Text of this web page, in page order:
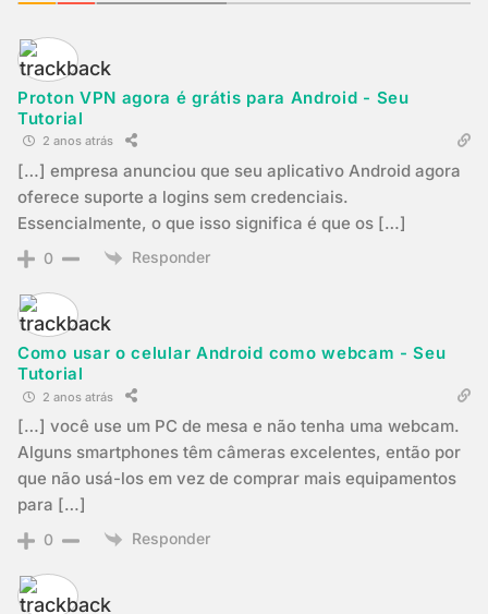
Proton VPN agora é grátis para Android - Seu
Tutorial
2 anos atrás
[…] empresa anunciou que seu aplicativo Android agora
oferece suporte a logins sem credenciais.
Essencialmente, o que isso significa é que os […]
0 Responder
Como usar o celular Android como webcam - Seu
Tutorial
2 anos atrás
[…] você use um PC de mesa e não tenha uma webcam.
Alguns smartphones têm câmeras excelentes, então por
que não usá-los em vez de comprar mais equipamentos
para […]
0 Responder